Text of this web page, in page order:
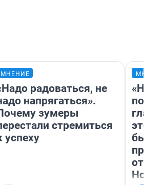
МНЕНИЕ
радоваться, не
напрягаться».
зумеры
стремиться
успеху
этого
бьет